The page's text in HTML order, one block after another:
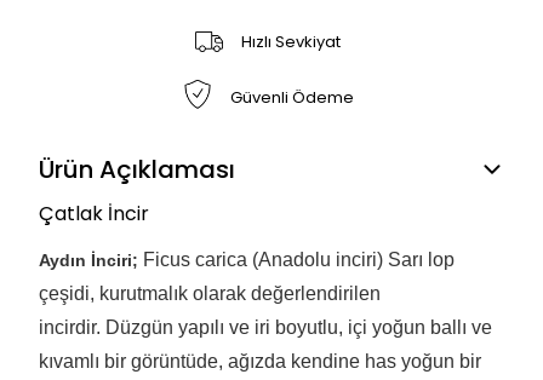
Hızlı Sevkiyat
Güvenli Ödeme
Ürün Açıklaması
Çatlak İncir
Aydın İnciri; Ficus carica (Anadolu inciri) Sarı lop
çeşidi, kurutmalık olarak değerlendirilen
incirdir. Düzgün yapılı ve iri boyutlu, içi yoğun ballı ve
kıvamlı bir görüntüde, ağızda kendine has yoğun bir